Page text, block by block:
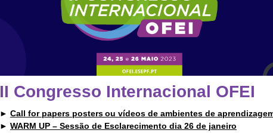
II Congresso Internacional OFEI
► Call for papers posters ou vídeos de ambientes de
► WARM UP – Sessão de Esclarecimento dia 26 de janeiro